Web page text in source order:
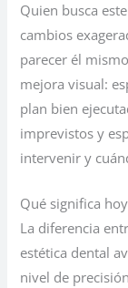
Quien busca
cambios
parecer él
mejora visual:
plan bien
imprevistos y
intervenir y
Qué significa
La diferencia
estética dental
nivel de